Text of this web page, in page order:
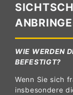
WIE WERDEN
BEFESTIGT?
Wenn Sie sich
insbesondere